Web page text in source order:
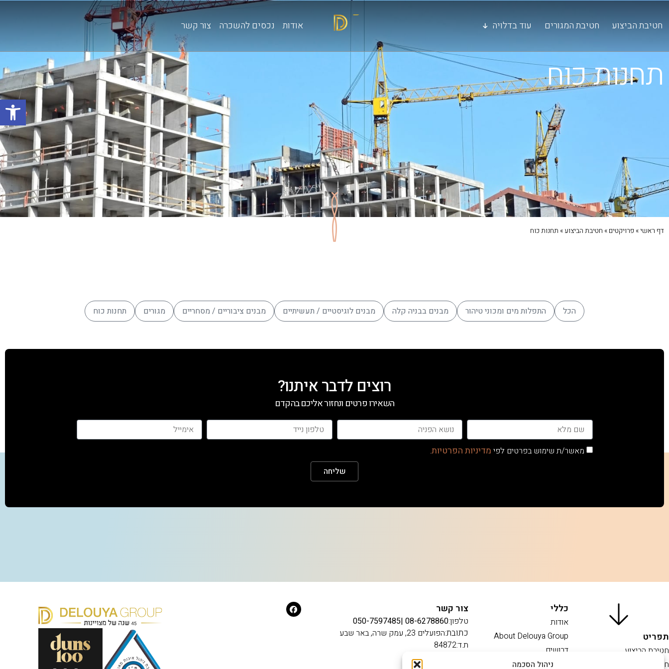
ניהול הסכמה
חטיבת הביצוע חטיבת המגורים עוד בדלויה אודות נכסים להשכרה צור קשר
תחנות כוח
דף ראשי» פרויקטים» חטיבת הביצוע» תחנות כוח
הכל התפלות מים ומכוני טיהור מבנים בבניה קלה מבנים לוגיסטיים / תעשיתיים מבנים ציבוריים / מסחריים מגורים תחנות כוח
רוצים לדבר איתנו?
השאירו פרטים ונחזור אליכם בהקדם
מאשר/ת שימוש בפרטים לפי מדיניות הפרטיות.
שליחה
תפריט
חטיבת הביצוע
חטיבת המגורים
כללי
אודות
About Delouya Group
דרושים
צור קשר
צור קשר
טלפון:08-6278860 |
050-7597485
כתובת:הפועלים 23, עמק שרה, באר שבע
ת.ד:84872
08-6450906